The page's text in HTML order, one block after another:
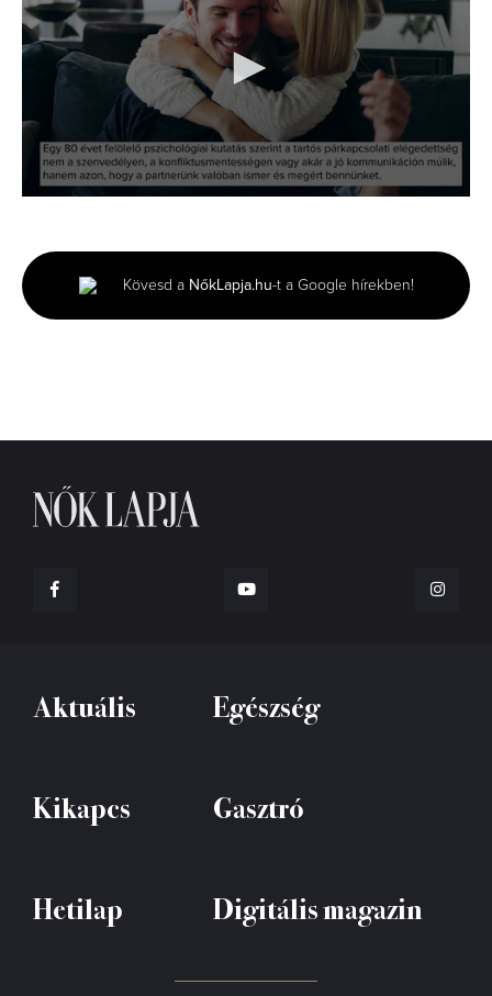
minute,
20
seconds
Kövesd a NőkLapja.hu-t a Google hírekben!
Aktuális Egészség
Kikapcs Gasztró
Hetilap Digitális magazin